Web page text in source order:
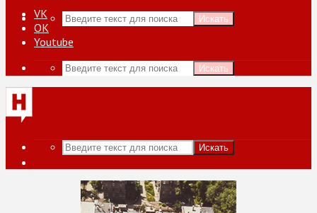
Искать
VK
ОК
Youtube
Искать
Искать